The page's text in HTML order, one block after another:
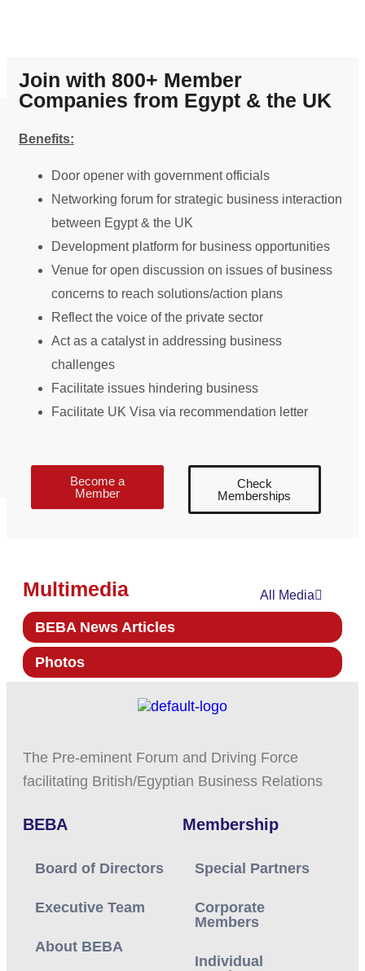
hráčům možnost vyhrát velké částky z
pohodlí domova. V zákulisí však tato
obchodními sdruženími, aby zajistila,
že budou fungovat zodpovědně a
udržitelně. Podnikatelská sdružení jsou
organizace, které zastupují zájmy
podniků v určitém odvětví nebo
regionu. Tato sdružení úzce
spolupracují s online kasiny a poskytují
jim poradenství a podporu v otázkách,
jako je odpovědné hraní, ochrana
osobních údajů a bezpečnost.
Spoluprací mohou tyto organizace
pomoci zajistit, aby online kasina
prospěšný jak pro odvětví, tak pro širší
komunitu. Jednou z oblastí, kde jsou
spolupráci s online kasiny při vytváření
a zavádění zásad, které hráče
povzbuzují k zodpovědnému hraní a
zároveň poskytují podporu a zdroje
závislosti na hraní. Podnikatelské
školení a vzdělávání zaměstnancům
kasin a pomáhat jim rozpoznat a
chování při hraní hazardních her.
Join with 800+ Member
Companies from Egypt & the UK
Benefits:
Door opener with government officials
Networking forum for strategic business interaction
between Egypt & the UK
Development platform for business opportunities
Venue for open discussion on issues of business
concerns to reach solutions/action plans
Reflect the voice of the private sector
Act as a catalyst in addressing business
challenges
Facilitate issues hindering business
Facilitate UK Visa via recommendation letter
Become a
Member
Check
Memberships
Multimedia All Media
BEBA News Articles
Photos
The Pre-eminent Forum and Driving Force
facilitating British/Egyptian Business Relations
BEBA
Board of Directors
Executive Team
About BEBA
Membership
Special Partners
Corporate
Members
Individual